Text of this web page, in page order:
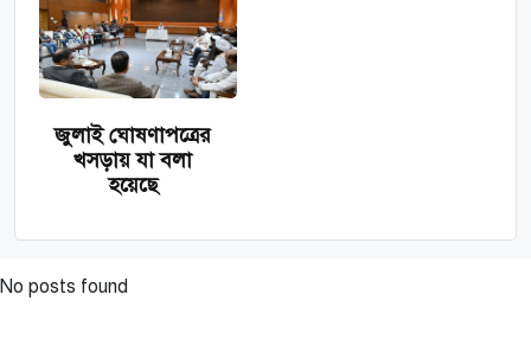
জুলাই ঘোষণাপত্রের
খসড়ায় যা বলা
হয়েছে
No posts found